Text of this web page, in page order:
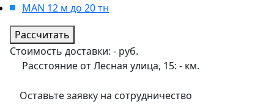
MAN 12 м до 20 тн
Рассчитать
Стоимость доставки: - руб.
Расстояние от Лесная улица, 15: - км.
Оставьте заявку на сотрудничество